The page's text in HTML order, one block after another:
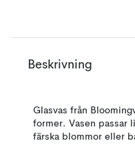
Beskrivning
Glasvas från
former. Vasen passar
färska blommor eller